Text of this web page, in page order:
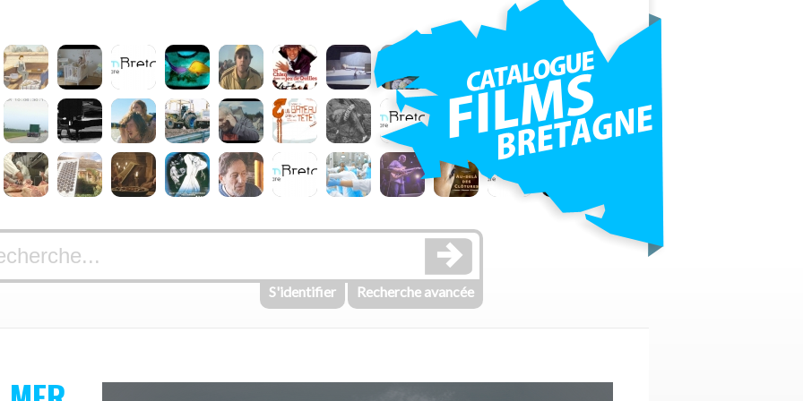
S'identifier Recherche avancée